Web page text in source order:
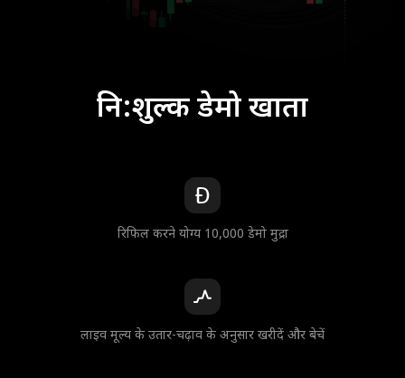
नि:शुल्क डेमो खाता
रिफिल करने योग्य 10,000 डेमो मुद्रा
लाइव मूल्य के उतार-चढ़ाव के अनुसार खरीदें और बेचें